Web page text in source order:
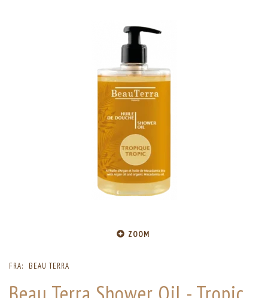
ZOOM
FRA: BEAU TERRA